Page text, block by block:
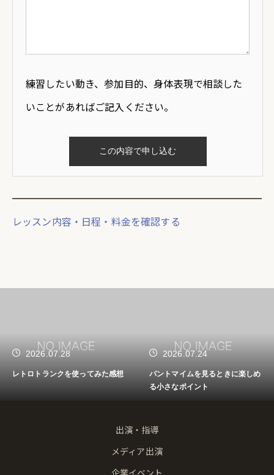
練習したい動き、参加目的、身体表現で相談した
いことがあればご記入ください。
レッスン内容・日程・料金を確認する
2026.07.28
レトロトランクを使ってみた感想
2026.07.24
パントマイムを見るときに楽しめ
る小さなポイント
出演・指導
メディア出演
企業イベント